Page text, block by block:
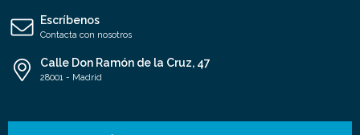
Escríbenos
Contacta con nosotros
Calle Don Ramón de la Cruz, 47
28001 - Madrid